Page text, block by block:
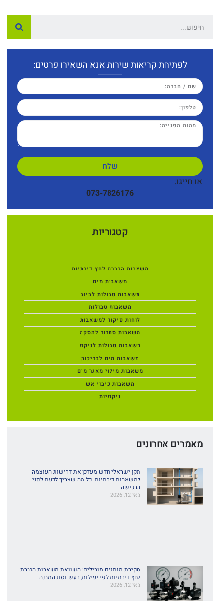
לפתיחת קריאות שירות אנא השאירו פרטים:
שלח
או חייגו:
073-7826176
קטגוריות
משאבות הגברת לחץ דירתיות
משאבות מים
משאבות טבולות לביוב
משאבות טבולות
לוחות פיקוד למשאבות
משאבות סחרור להסקה
משאבות טבולות לניקוז
משאבות מים לבריכות
משאבות מילוי מאגר מים
משאבות כיבוי אש
ניקוזיות
מאמרים אחרונים
תקן ישראלי חדש מעדכן את דרישות העוצמה
למשאבות דירתיות: כל מה שצריך לדעת לפני
הרכישה
מאי 12, 2026
סקירת מותגים מובילים: השוואת משאבות הגברת
לחץ דירתיות לפי יעילות, רעש וסוג המבנה
מאי 12, 2026